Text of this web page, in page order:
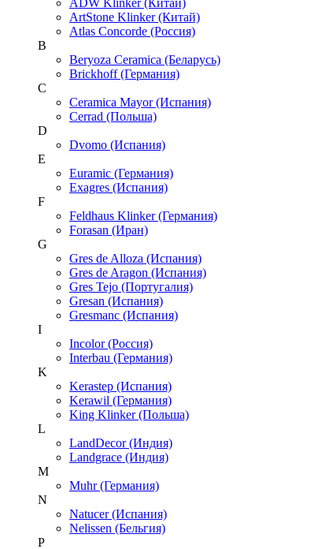
ADW Klinker (Китай)
ArtStone Klinker (Китай)
Atlas Concorde (Россия)
B
Beryoza Ceramica (Беларусь)
Brickhoff (Германия)
C
Ceramica Mayor (Испания)
Cerrad (Польша)
D
Dvomo (Испания)
E
Euramic (Германия)
Exagres (Испания)
F
Feldhaus Klinker (Германия)
Forasan (Иран)
G
Gres de Alloza (Испания)
Gres de Aragon (Испания)
Gres Tejo (Португалия)
Gresan (Испания)
Gresmanc (Испания)
I
Incolor (Россия)
Interbau (Германия)
K
Kerastep (Испания)
Kerawil (Германия)
King Klinker (Польша)
L
LandDecor (Индия)
Landgrace (Индия)
M
Muhr (Германия)
N
Natucer (Испания)
Nelissen (Бельгия)
P